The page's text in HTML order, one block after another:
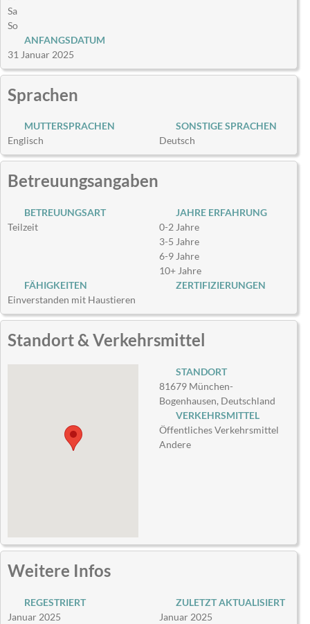
Sa
So
ANFANGSDATUM
31 Januar 2025
Sprachen
MUTTERSPRACHEN
Englisch
SONSTIGE SPRACHEN
Deutsch
Betreuungsangaben
BETREUUNGSART
Teilzeit
JAHRE ERFAHRUNG
0-2 Jahre
3-5 Jahre
6-9 Jahre
10+ Jahre
FÄHIGKEITEN
Einverstanden mit Haustieren
ZERTIFIZIERUNGEN
Standort & Verkehrsmittel
STANDORT
81679 München-
Bogenhausen, Deutschland
VERKEHRSMITTEL
Öffentliches Verkehrsmittel
Andere
Weitere Infos
REGESTRIERT
Januar 2025
ZULETZT AKTUALISIERT
Januar 2025